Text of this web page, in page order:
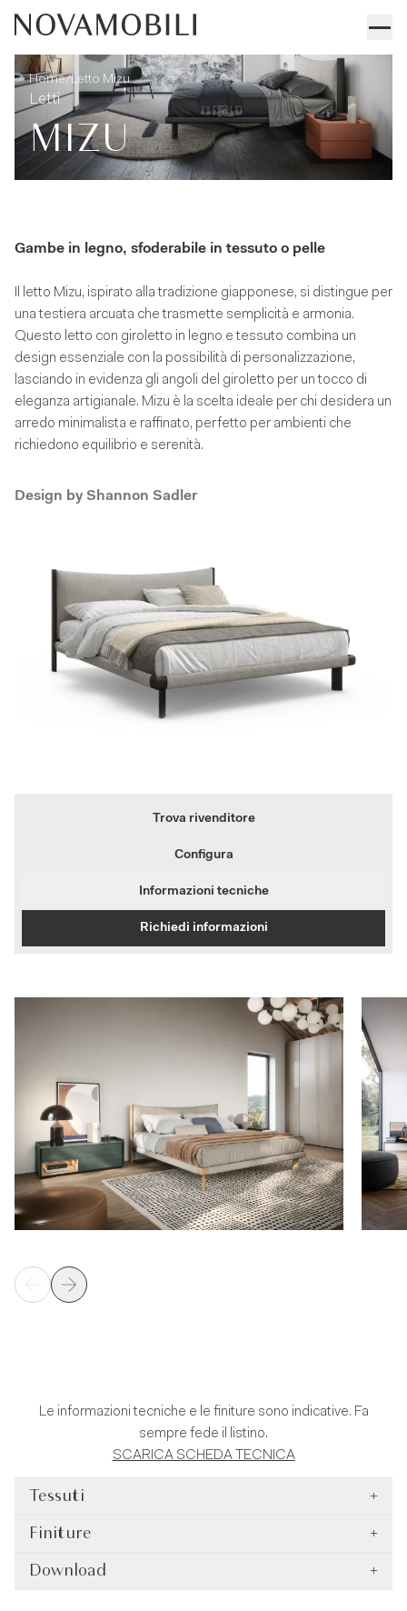
Letto Mizu
Home/Letto Mizu
Letti
MIZU
Gambe in legno, sfoderabile in tessuto o pelle
Il letto Mizu, ispirato alla tradizione giapponese, si distingue per
una testiera arcuata che trasmette semplicità e armonia.
Questo letto con giroletto in legno e tessuto combina un
design essenziale con la possibilità di personalizzazione,
lasciando in evidenza gli angoli del giroletto per un tocco di
eleganza artigianale. Mizu è la scelta ideale per chi desidera un
arredo minimalista e raffinato, perfetto per ambienti che
richiedono equilibrio e serenità.
Design by Shannon Sadler
Trova rivenditore
Configura
Informazioni tecniche
Richiedi informazioni
Le informazioni tecniche e le finiture sono indicative. Fa
sempre fede il listino.
SCARICA SCHEDA TECNICA
Tessuti +
Finiture +
Download +